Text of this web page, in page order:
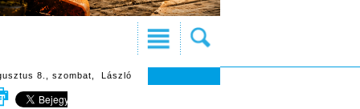
8., szombat, László